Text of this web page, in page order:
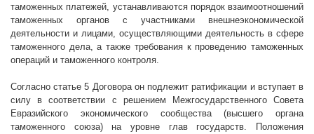
таможенных платежей, устанавливаются порядок взаимоотношений
таможенных органов с участниками внешнеэкономической
деятельности и лицами, осуществляющими деятельность в сфере
таможенного дела, а также требования к проведению таможенных
операций и таможенного контроля.
Согласно статье 5 Договора он подлежит ратификации и вступает в
силу в соответствии с решением Межгосударственного Совета
Евразийского экономического сообщества (высшего органа
таможенного союза) на уровне глав государств. Положения